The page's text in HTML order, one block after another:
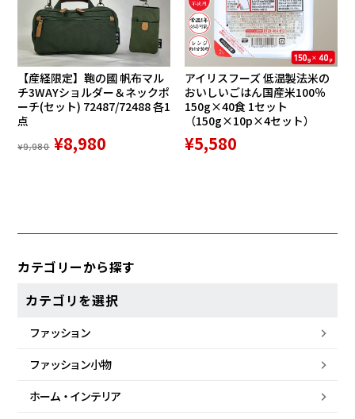
カテゴリーから探す
カテゴリを選択
ファッション
ファッション小物
ホーム・ インテリア
【産経限定】鞄の國 帆布マル
チ3WAYショルダー＆ネックポ
ーチ(セット) 72487/72488 各1
点
¥9,980 ¥8,980
アイリスフーズ 低温製法米の
おいしいごはん国産米100％
150g×40食 1セット
（150g×10p×4セット）
¥5,580